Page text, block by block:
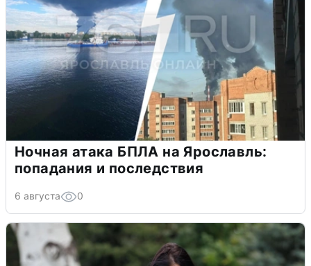
Ночная атака БПЛА на Ярославль:
попадания и последствия
6 августа 0